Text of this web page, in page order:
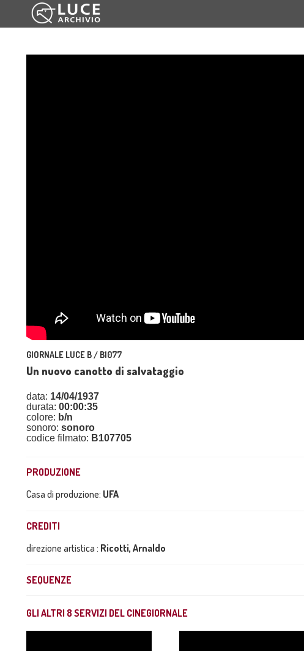
GIORNALE LUCE B / B1077
Un nuovo canotto di salvataggio
data: 14/04/1937
durata: 00:00:35
colore: b/n
sonoro: sonoro
codice filmato: B107705
PRODUZIONE
Casa di produzione: UFA
CREDITI
direzione artistica : Ricotti, Arnaldo
SEQUENZE
GLI ALTRI 8 SERVIZI DEL CINEGIORNALE